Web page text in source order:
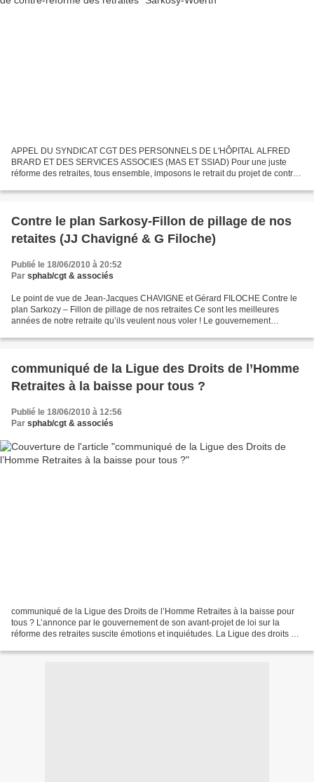
APPEL DU SYNDICAT CGT DES PERSONNELS DE L'HÔPITAL ALFRED
BRARD ET DES SERVICES ASSOCIES (MAS ET SSIAD) Pour une juste
réforme des retraites, tous ensemble, imposons le retrait du projet de contre-
Contre le plan Sarkosy-Fillon de pillage de nos
retaites (JJ Chavigné & G Filoche)
Publié le 18/06/2010 à 20:52
Par sphab/cgt & associés
Le point de vue de Jean-Jacques CHAVIGNE et Gérard FILOCHE Contre le
plan Sarkozy – Fillon de pillage de nos retraites Ce sont les meilleures
années de notre retraite qu’ils veulent nous voler ! Le gouvernement
communiqué de la Ligue des Droits de l’Homme
Retraites à la baisse pour tous ?
Publié le 18/06/2010 à 12:56
Par sphab/cgt & associés
communiqué de la Ligue des Droits de l’Homme Retraites à la baisse pour
tous ? L’annonce par le gouvernement de son avant-projet de loi sur la
réforme des retraites suscite émotions et inquiétudes. La Ligue des droits de